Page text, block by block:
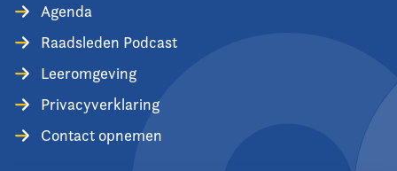
Agenda
Raadsleden Podcast
Leeromgeving
Privacyverklaring
Contact opnemen